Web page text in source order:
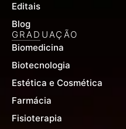
Editais
Blog
GRADUAÇÃO
Biomedicina
Biotecnologia
Estética e Cosmética
Farmácia
Fisioterapia